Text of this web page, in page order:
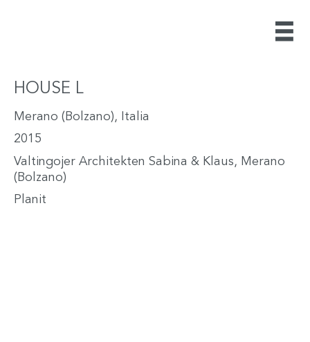
HOUSE L
Merano (Bolzano), Italia
2015
Valtingojer Architekten Sabina & Klaus, Merano
(Bolzano)
Planit